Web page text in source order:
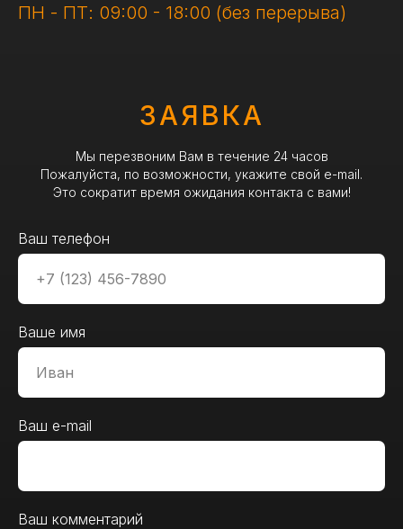
ПН - ПТ: 09:00 - 18:00 (без перерыва)
ЗАЯВКА
Мы перезвоним Вам в течение 24 часов
Пожалуйста, по возможности, укажите свой e-mail.
Это сократит время ожидания контакта с вами!
Ваш телефон
Ваше имя
Ваш e-mail
Ваш комментарий